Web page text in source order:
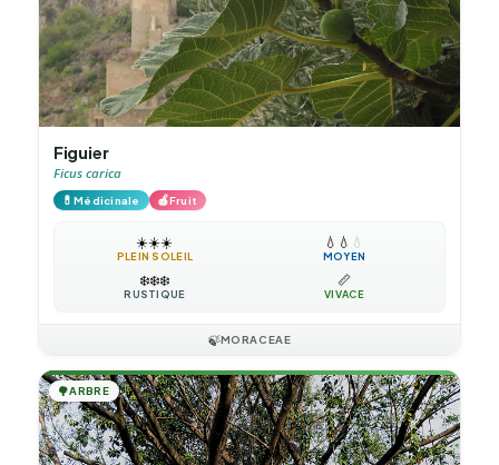
Figuier
Ficus carica
💊Médicinale 🍎Fruit
☀️☀️☀️
PLEIN SOLEIL
💧 💧 💧
MOYEN
❄️❄️❄️
RUSTIQUE
📏
VIVACE
🍃MORACEAE
🌳ARBRE